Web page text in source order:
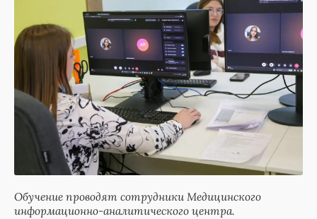
Обучение проводят сотрудники Медицинского
информационно-аналитического центра.